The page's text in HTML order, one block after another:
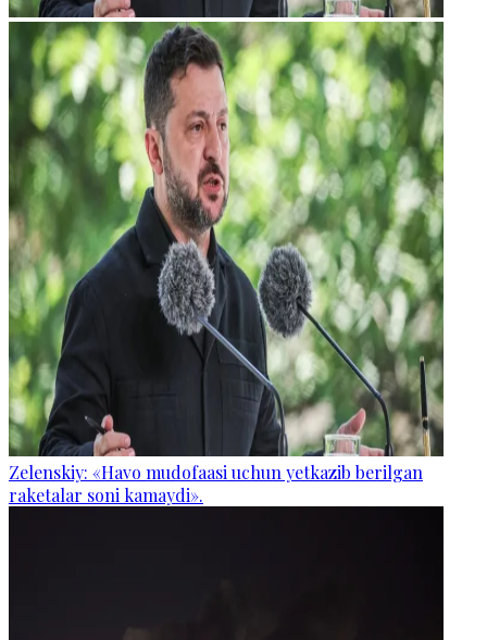
Zelenskiy: «Havo mudofaasi uchun yetkazib berilgan
raketalar soni kamaydi».